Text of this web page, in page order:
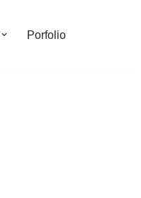
Porfolio